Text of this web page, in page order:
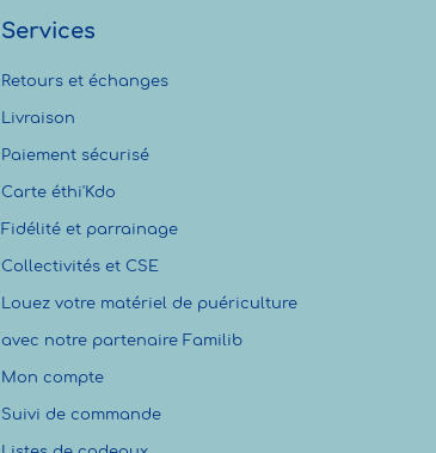
Services
Retours et échanges
Livraison
Paiement sécurisé
Carte éthi'Kdo
Fidélité et parrainage
Collectivités et CSE
Louez votre matériel de puériculture
avec notre partenaire Familib
Mon compte
Suivi de commande